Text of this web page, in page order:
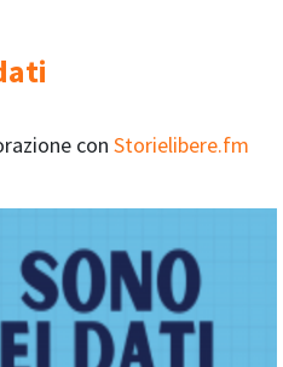
con Storielibere.fm